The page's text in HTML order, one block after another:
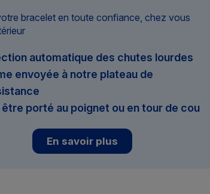
bracelet en toute confiance, chez vous
automatique des chutes lourdes
envoyée à notre plateau de
porté au poignet ou en tour de cou
En savoir plus